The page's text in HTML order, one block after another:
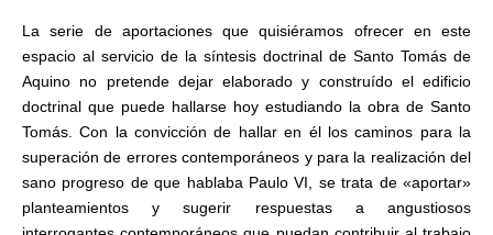
La serie de aportaciones que quisiéramos ofrecer en este
espacio al servicio de la síntesis doctrinal de Santo Tomás de
Aquino no pretende dejar elaborado y construído el edificio
doctrinal que puede hallarse hoy estudiando la obra de Santo
Tomás. Con la convicción de hallar en él los caminos para la
superación de errores contemporáneos y para la realización del
sano progreso de que hablaba Paulo VI, se trata de «aportar»
planteamientos y sugerir respuestas a angustiosos